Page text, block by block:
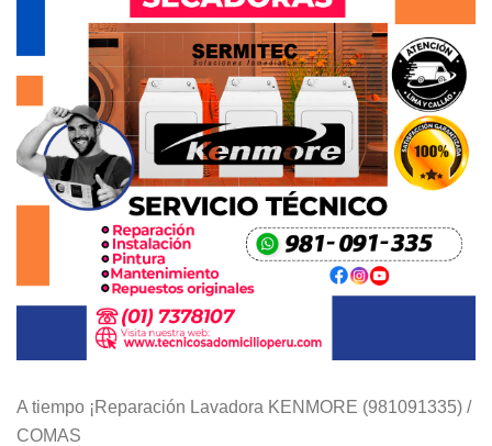
A tiempo ¡Reparación Lavadora KENMORE (981091335) /
COMAS